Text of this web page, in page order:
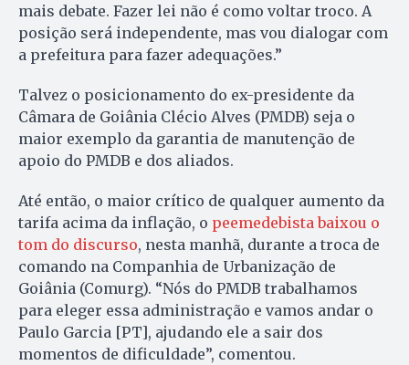
mais debate. Fazer lei não é como voltar troco. A
posição será independente, mas vou dialogar com
a prefeitura para fazer adequações.”
Talvez o posicionamento do ex-presidente da
Câmara de Goiânia Clécio Alves (PMDB) seja o
maior exemplo da garantia de manutenção de
apoio do PMDB e dos aliados.
Até então, o maior crítico de qualquer aumento da
tarifa acima da inflação, o peemedebista baixou o
tom do discurso, nesta manhã, durante a troca de
comando na Companhia de Urbanização de
Goiânia (Comurg). “Nós do PMDB trabalhamos
para eleger essa administração e vamos andar o
Paulo Garcia [PT], ajudando ele a sair dos
momentos de dificuldade”, comentou.